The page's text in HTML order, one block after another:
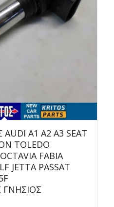
A1 A2 A3 SEAT
TOLEDO
FABIA
JETTA PASSAT
ΓΝΗΣΙΟΣ